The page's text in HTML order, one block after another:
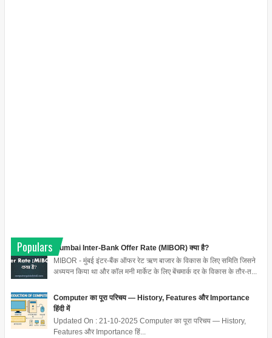
Populars
Mumbai Inter-Bank Offer Rate (MIBOR) क्या है?
MIBOR - मुंबई इंटर-बैंक ऑफर रेट ऋण बाजार के विकास के लिए समिति जिसने
अध्ययन किया था और कॉल मनी मार्केट के लिए बेंचमार्क दर के विकास के तौर-त...
Computer का पूरा परिचय — History, Features और Importance
हिंदी में
Updated On : 21-10-2025 Computer का पूरा परिचय — History,
Features और Importance हिं...